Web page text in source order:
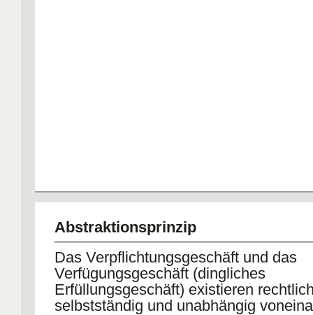
Abstraktionsprinzip
Das Verpflichtungsgeschäft und das
Verfügungsgeschäft (dingliches
Erfüllungsgeschäft) existieren
selbstständig und unabhängig